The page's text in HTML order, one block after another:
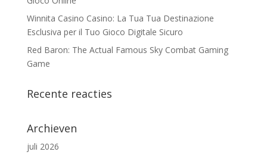
Winnita Casino Casino: La Tua Tua Destinazione
Esclusiva per il Tuo Gioco Digitale Sicuro
Red Baron: The Actual Famous Sky Combat Gaming
Game
Recente reacties
Archieven
juli 2026